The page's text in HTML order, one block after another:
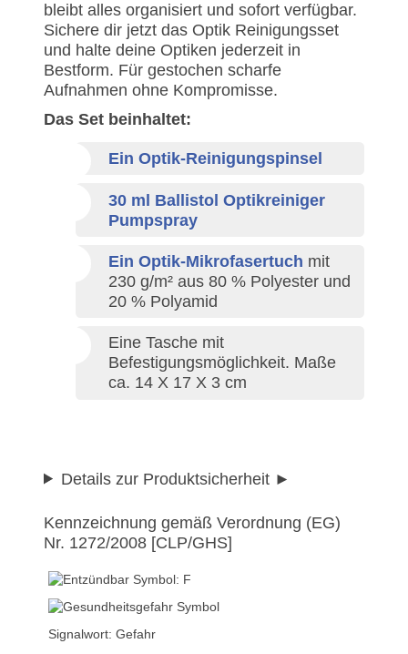
bleibt alles organisiert und sofort verfügbar.
Sichere dir jetzt das Optik Reinigungsset
und halte deine Optiken jederzeit in
Bestform. Für gestochen scharfe
Aufnahmen ohne Kompromisse.
Das Set beinhaltet:
Ein Optik-Reinigungspinsel
30 ml Ballistol Optikreiniger
Pumpspray
Ein Optik-Mikrofasertuch mit
230 g/m² aus 80 % Polyester und
20 % Polyamid
Eine Tasche mit
Befestigungsmöglichkeit. Maße
ca. 14 X 17 X 3 cm
Details zur Produktsicherheit
Kennzeichnung gemäß Verordnung (EG)
Nr. 1272/2008 [CLP/GHS]
Signalwort: Gefahr